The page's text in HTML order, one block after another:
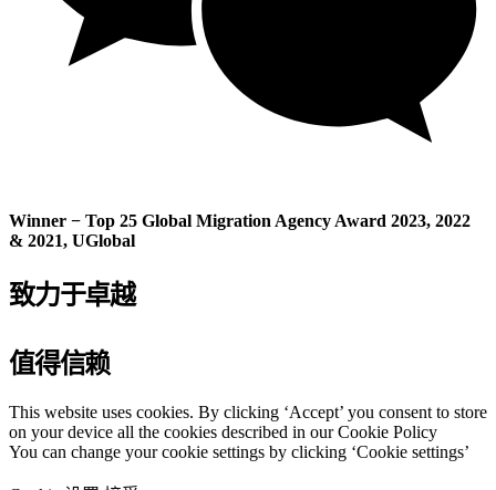
Winner − Top 25 Global Migration Agency Award 2023, 2022
& 2021, UGlobal
致力于卓越
值得信赖
This website uses cookies. By clicking ‘Accept’ you consent to store
on your device all the cookies described in our Cookie Policy
You can change your cookie settings by clicking ‘Cookie settings’